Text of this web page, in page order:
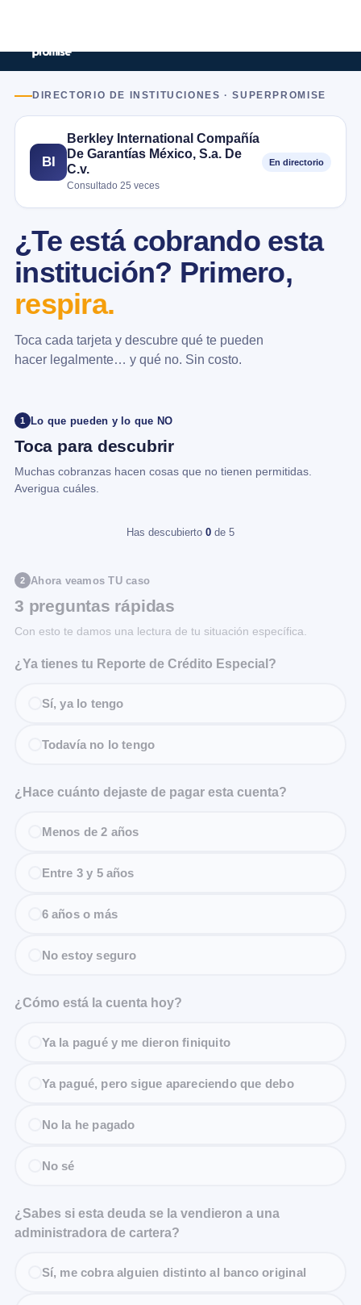
DIRECTORIO DE INSTITUCIONES · SUPERPROMISE
BI
Berkley International Compañía
De Garantías México, S.a. De
C.v.
Consultado 25 veces
En directorio
¿Te está cobrando esta
institución? Primero,
respira.
Toca cada tarjeta y descubre qué te pueden
hacer legalmente… y qué no. Sin costo.
1 Lo que pueden y lo que NO
Toca para descubrir
Muchas cobranzas hacen cosas que no tienen permitidas.
Averigua cuáles.
Has descubierto 0 de 5
2 Ahora veamos TU caso
3 preguntas rápidas
Con esto te damos una lectura de tu situación específica.
¿Ya tienes tu Reporte de Crédito Especial?
Sí, ya lo tengo
Todavía no lo tengo
¿Hace cuánto dejaste de pagar esta cuenta?
Menos de 2 años
Entre 3 y 5 años
6 años o más
No estoy seguro
¿Cómo está la cuenta hoy?
Ya la pagué y me dieron finiquito
Ya pagué, pero sigue apareciendo que debo
No la he pagado
No sé
¿Sabes si esta deuda se la vendieron a una
administradora de cartera?
Sí, me cobra alguien distinto al banco original